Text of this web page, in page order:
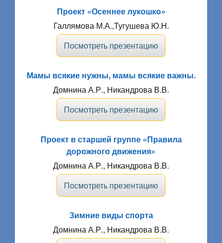
Проект «Осеннее лукошко»
Галлямова М.А.,Тугушева Ю.Н.
Посмотреть презентацию
Мамы всякие нужны, мамы всякие важны.
Домнина А.Р., Никандрова В.В.
Посмотреть презентацию
Проект в старшей группе «Правила
дорожного движения»
Домнина А.Р., Никандрова В.В.
Посмотреть презентацию
Зимние виды спорта
Домнина А.Р., Никандрова В.В.